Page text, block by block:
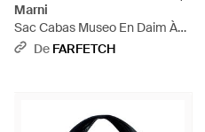
Marni
Sac Cabas Museo En Daim À
Logo Brodé - Noir
De FARFETCH